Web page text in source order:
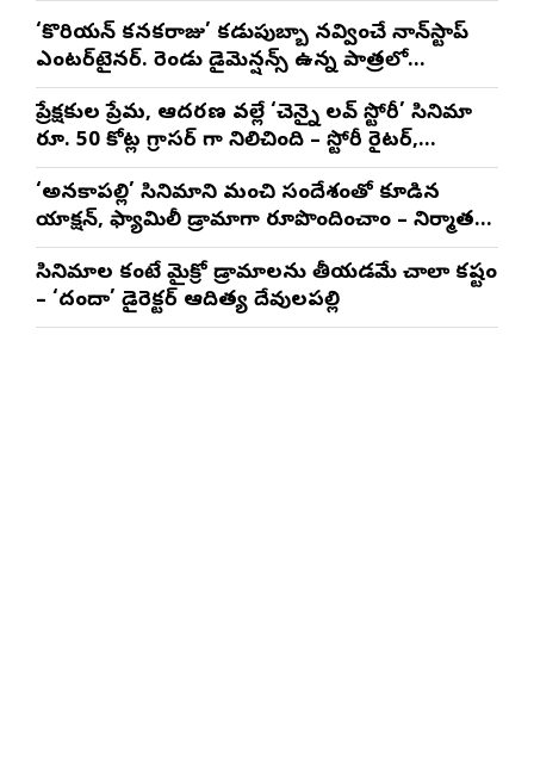
‘కొరియన్ కనకరాజు’ కడుపుబ్బా నవ్వించే నాన్‌స్టాప్
ఎంటర్‌టైనర్. రెండు డైమెన్షన్స్ ఉన్న పాత్రలో
నటించడం చాలా సంతృప్తినిచ్చింది : వరుణ్ తేజ్
ప్రేక్షకుల ప్రేమ, ఆదరణ వల్లే ‘చెన్నై లవ్ స్టోరీ’ సినిమా
రూ. 50 కోట్ల గ్రాసర్ గా నిలిచింది – స్టోరీ రైటర్,
ప్రొడ్యూసర్ సాయి రాజేష్
‘అనకాపల్లి’ సినిమాని మంచి సందేశంతో కూడిన
యాక్షన్, ఫ్యామిలీ డ్రామాగా రూపొందించాం – నిర్మాతలు
త్రినాథరావు నక్కిన, కాండ్రేగుల నాయుడు
సినిమాల కంటే మైక్రో డ్రామాలను తీయడమే చాలా కష్టం
– ‘దందా’ డైరెక్ట‌ర్ ఆదిత్య దేవులపల్లి